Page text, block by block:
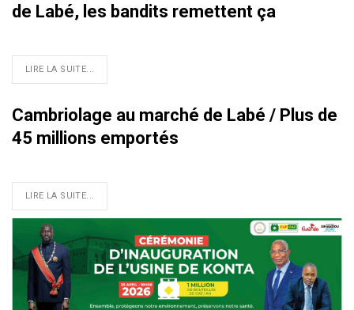
de Labé, les bandits remettent ça
LIRE LA SUITE...
Cambriolage au marché de Labé / Plus de
45 millions emportés
LIRE LA SUITE...